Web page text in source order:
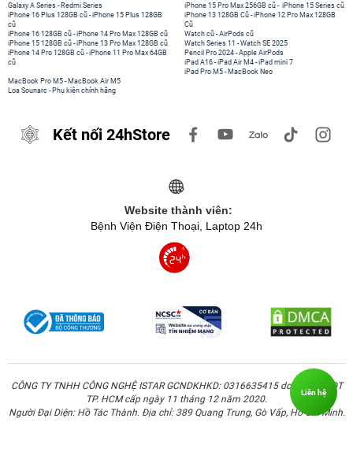
Galaxy A Series - Redmi Series
iPhone 15 Pro Max 256GB cũ - iPhone 15 Series cũ
iPhone 16 Plus 128GB cũ -iPhone 15 Plus 128GB
cũ
iPhone 16 128GB cũ -iPhone 14 Pro Max 128GB cũ
iPhone 15 128GB cũ -iPhone 13 Pro Max 128GB cũ
iPhone 14 Pro 128GB cũ -iPhone 11 Pro Max 64GB
cũ
iPhone 13 128GB Cũ -iPhone 12 Pro Max 128GB
Cũ
Watch cũ -AirPods cũ
Watch Series 11 -Watch SE 2025
Pencil Pro 2024 -Apple AirPods
iPad A16 -iPad Air M4 -iPad mini 7
iPad Pro M5 - MacBook Neo
MacBook Pro M5 - MacBook Air M5
Loa Sounarc - Phụ kiện chính hãng
Kết nối 24hStore
Website thành viên:
Bệnh Viện Điện Thoại, Laptop 24h
CÔNG TY TNHH CÔNG NGHỆ ISTAR GCNDKHKD: 0316635415 do Sở KH & ĐT
TP. HCM cấp ngày 11 tháng 12 năm 2020.
Người Đại Diện: Hồ Tác Thành. Địa chỉ: 389 Quang Trung, Gò Vấp, Hồ Chí Minh.
Liên hệ